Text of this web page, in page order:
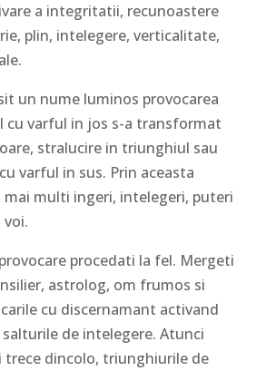
a integritatii, recunoastere
plin, intelegere, verticalitate,
un nume luminos provocarea
cu varful in jos s-a transformat
stralucire in triunghiul sau
varful in sus. Prin aceasta
multi ingeri, intelegeri, puteri
procedati la fel. Mergeti
astrolog, om frumos si
cu discernamant activand
de intelegere. Atunci
trece dincolo, triunghiurile de